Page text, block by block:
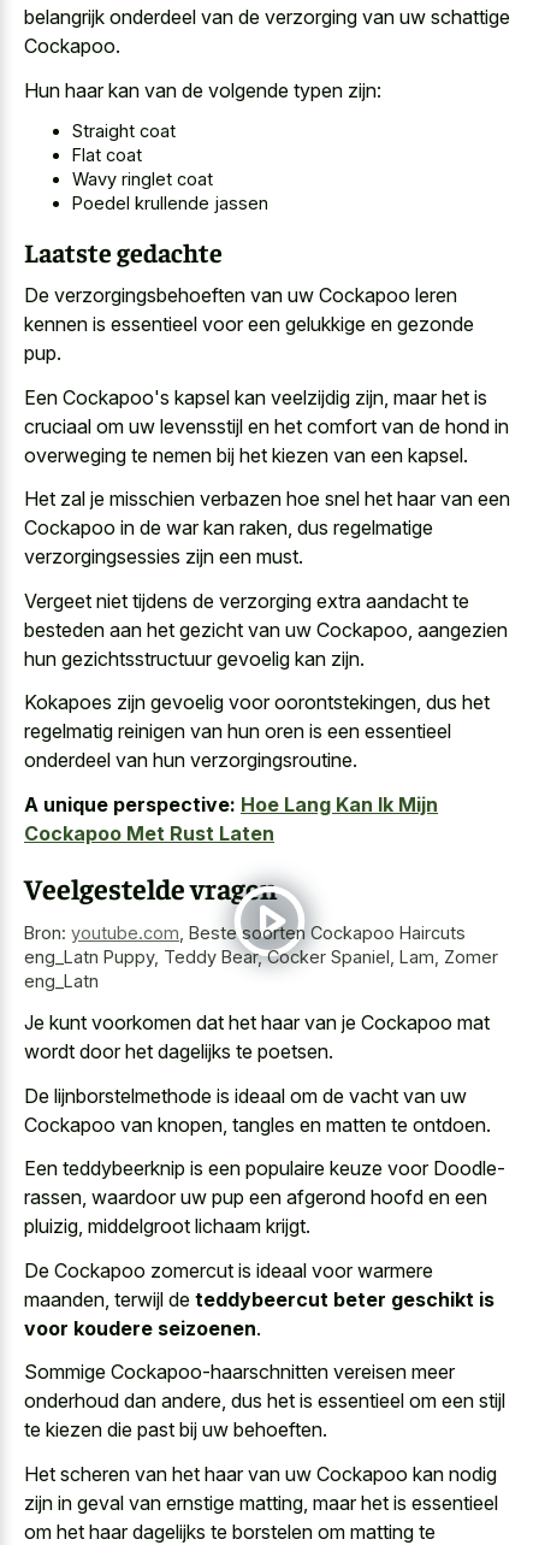
belangrijk onderdeel van de verzorging van uw schattige
Cockapoo.
Hun haar kan van de volgende typen zijn:
Straight coat
Flat coat
Wavy ringlet coat
Poedel krullende jassen
Laatste gedachte
De verzorgingsbehoeften van uw Cockapoo leren
kennen is essentieel voor een gelukkige en gezonde
pup.
Een Cockapoo's kapsel kan veelzijdig zijn, maar het is
cruciaal om uw levensstijl en het comfort van de hond in
overweging te nemen bij het kiezen van een kapsel.
Het zal je misschien verbazen hoe snel het haar van een
Cockapoo in de war kan raken, dus regelmatige
verzorgingsessies zijn een must.
Vergeet niet tijdens de verzorging extra aandacht te
besteden aan het gezicht van uw Cockapoo, aangezien
hun gezichtsstructuur gevoelig kan zijn.
Kokapoes zijn gevoelig voor oorontstekingen, dus het
regelmatig reinigen van hun oren is een essentieel
onderdeel van hun verzorgingsroutine.
A unique perspective: Hoe Lang Kan Ik Mijn
Cockapoo Met Rust Laten
Veelgestelde vragen
Bron: youtube.com Beste soorten Cockapoo Haircuts
eng_Latn Puppy, Teddy Bear, Cocker Spaniel, Lam, Zomer
eng_Latn
Je kunt voorkomen dat het haar van je Cockapoo mat
wordt door het dagelijks te poetsen.
De lijnborstelmethode is ideaal om de vacht van uw
Cockapoo van knopen, tangles en matten te ontdoen.
Een teddybeerknip is een populaire keuze voor Doodle-
rassen, waardoor uw pup een afgerond hoofd en een
pluizig, middelgroot lichaam krijgt.
De Cockapoo zomercut is ideaal voor warmere
maanden, terwijl de teddybeercut beter geschikt is
voor koudere seizoenen.
Sommige Cockapoo-haarschnitten vereisen meer
onderhoud dan andere, dus het is essentieel om een stijl
te kiezen die past bij uw behoeften.
Het scheren van het haar van uw Cockapoo kan nodig
zijn in geval van ernstige matting, maar het is essentieel
om het haar dagelijks te borstelen om matting te